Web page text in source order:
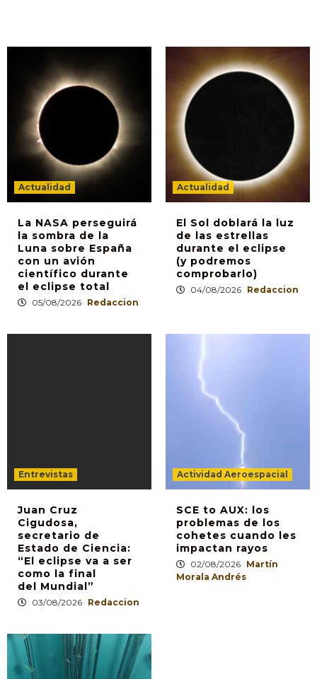
Actualidad
La NASA perseguirá
la sombra de la
Luna sobre España
con un avión
científico durante
el eclipse total
05/08/2026 Redaccion
Actualidad
El Sol doblará la luz
de las estrellas
durante el eclipse
(y podremos
comprobarlo)
04/08/2026 Redaccion
Entrevistas
Juan Cruz
Cigudosa,
secretario de
Estado de Ciencia:
“El eclipse va a ser
como la final
del Mundial”
03/08/2026 Redaccion
Actividad Aeroespacial
SCE to AUX: los
problemas de los
cohetes cuando les
impactan rayos
02/08/2026 Martín
Morala Andrés